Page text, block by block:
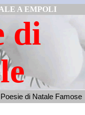
A EMPOLI
di
Poesie di Natale Famose